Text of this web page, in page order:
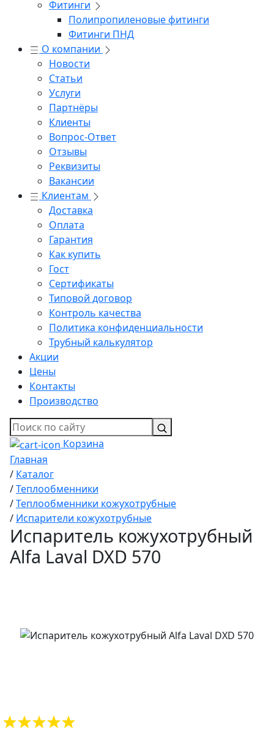
Фитинги
Полипропиленовые фитинги
Фитинги ПНД
О компании
Новости
Статьи
Услуги
Партнёры
Клиенты
Вопрос-Ответ
Отзывы
Реквизиты
Вакансии
Клиентам
Доставка
Оплата
Гарантия
Как купить
Гост
Сертификаты
Типовой договор
Контроль качества
Политика конфиденциальности
Трубный калькулятор
Акции
Цены
Контакты
Производство
Корзина
Главная
/ Каталог
/Теплообменники
/Теплообменники кожухотрубные
/ Испарители кожухотрубные
Испаритель кожухотрубный
Alfa Laval DXD 570